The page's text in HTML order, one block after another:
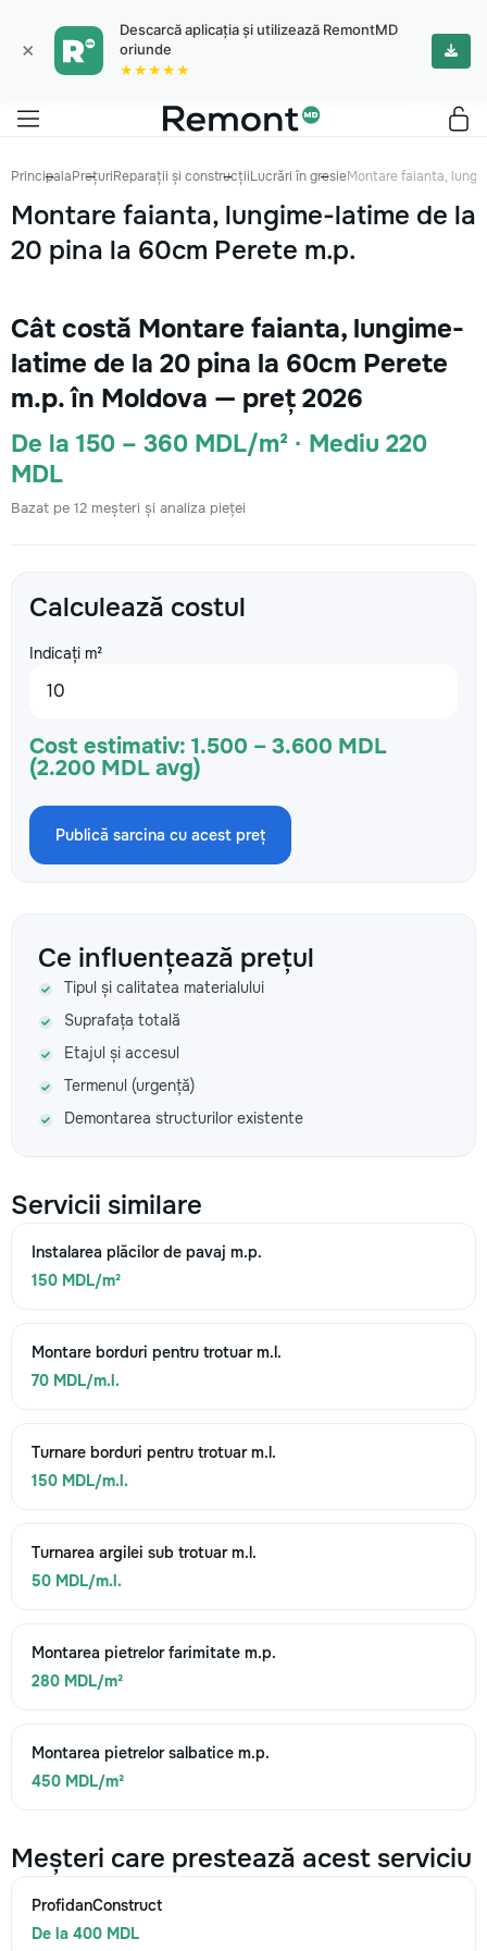
×
Descarcă aplicația și utilizează RemontMD
oriunde
★★★★★
PrincipalaPrețuriReparații și construcțiiLucrări în gresieMontare faianta,
Montare faianta, lungime-latime de la
20 pina la 60cm Perete m.p.
Cât costă Montare faianta, lungime-
latime de la 20 pina la 60cm Perete
m.p. în Moldova — preț 2026
De la 150 – 360 MDL/m² · Mediu 220
MDL
Bazat pe 12 meșteri și analiza pieței
Calculează costul
Indicați m²
Cost estimativ: 1.500 – 3.600 MDL
(2.200 MDL avg)
Publică sarcina cu acest preț
Ce influențează prețul
Tipul și calitatea materialului
Suprafața totală
Etajul și accesul
Termenul (urgență)
Demontarea structurilor existente
Servicii similare
Instalarea plăcilor de pavaj m.p.
150 MDL/m²
Montare borduri pentru trotuar m.l.
70 MDL/m.l.
Turnare borduri pentru trotuar m.l.
150 MDL/m.l.
Turnarea argilei sub trotuar m.l.
50 MDL/m.l.
Montarea pietrelor farimitate m.p.
280 MDL/m²
Montarea pietrelor salbatice m.p.
450 MDL/m²
Meșteri care prestează acest serviciu
ProfidanConstruct
De la 400 MDL